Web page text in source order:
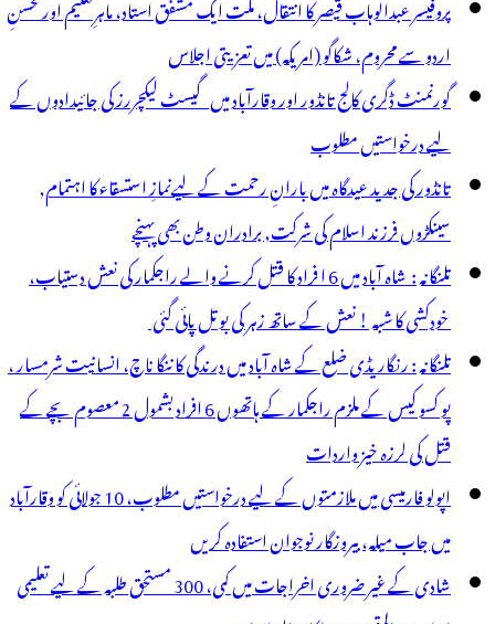
بحفاظت
لینڈنگ
اردو سے محروم، شکاگو (امریکہ) میں تعزیتی اجلاس
گورنمنٹ ڈگری کالج تانڈور اور وقارآباد میں گیسٹ لیکچررز کی جائیدادوں کے
لیے درخواستیں مطلوب
تانڈور کی جدید عیدگاہ میں بارانِ رحمت کے لیےنمازِ استسقاء کا اہتمام,
سینکڑوں فرزند اسلام کی شرکت, برادران وطن بھی پہنچے
تلنگانہ : شاہ آباد میں 6 ا فراد کا قتل کرنے والے راجکمار کی نعش دستیاب،
خودکشی کا شبہ ! نعش کے ساتھ زہر کی بوتل پائی گئی
تلنگانہ : رنگاریڈی ضلع کے شاہ آباد میں درندگی کا ننگا ناچ، انسانیت شرمسار ،
پو کسو کیس کے ملزم راجکمار کے ہاتھوں 6 افراد بشمول 2 معصوم بچے کے
قتل کی لرزہ خیز واردات
اپولو فارمیسی میں ملازمتوں کے لیے درخواستیں مطلوب، 10 جولائی کو وقارآباد
میں جاب میلہ، بیروزگار نوجوان استفادہ کریں
شادی کے غیر ضروری اخراجات میں کمی، 300 مستحق طلبہ کے لیے تعلیمی